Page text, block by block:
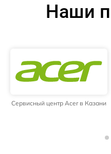
Наши
Сервисный центр Acer в Казани